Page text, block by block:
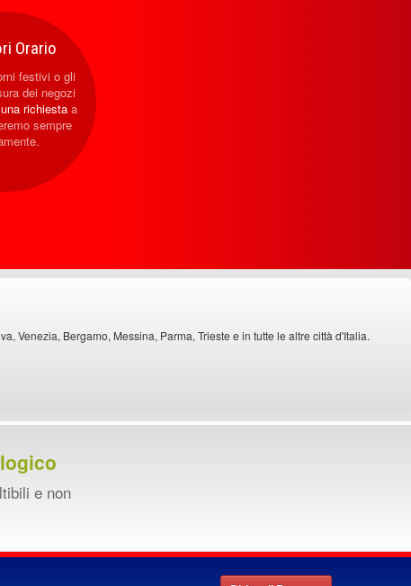
Orario
festivi o gli
dei negozi
richiestaa
sempre
Venezia, Bergamo, Messina, Parma, Trieste e in tutte le altre città d'Italia.
e non